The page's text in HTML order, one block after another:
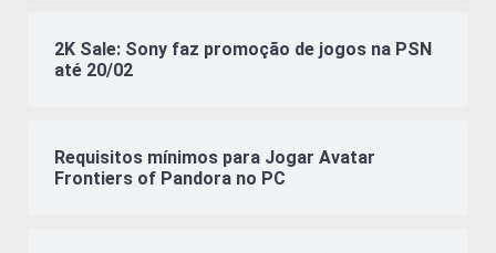
2K Sale: Sony faz promoção de jogos na PSN
até 20/02
Requisitos mínimos para Jogar Avatar
Frontiers of Pandora no PC